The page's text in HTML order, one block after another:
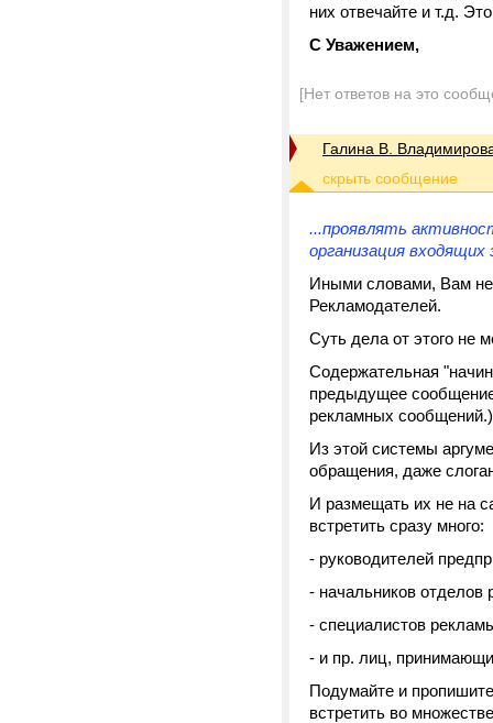
них отвечайте и т.д.
С Уважением,
[Нет ответов на это
Галина В.
...проявлять
организация входящих
Иными словами, Вам
Рекламодателей.
Суть дела от этого не
Содержательная
предыдущее
рекламных сообщений.)
Из этой системы
обращения, даже
И размещать их не на
встретить сразу много:
- руководителей
- начальников отделов
- специалистов
- и пр. лиц,
Подумайте и
встретить во